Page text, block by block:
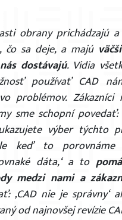
obrany prichádzajú
čo sa deje, a majú
dostávajú. Vidia
používať CAD
problémov. Zákazníci
sme schopní povedať:
výber týchto
keď to porovnáme
dáta,‘ a to
medzi nami a
‚CAD nie je správny‘
od najnovšej revízie